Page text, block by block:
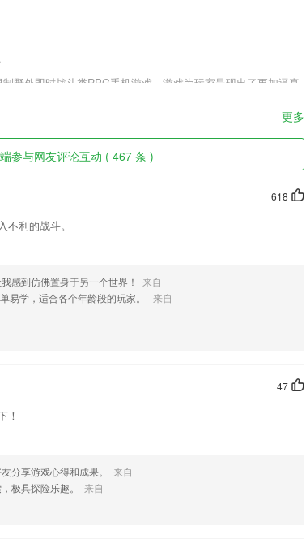
野外即时战斗类RPG手机游戏，游戏为玩家呈现出了更加逼真
交情缘，带你领略全新仙侠世界。
一开始，到永远。
细微的地方，通过这个软件都可以找到；
容的隐私；
式，分阶段学习的模式中有从基础到进阶到高阶讲解等等
学习方式任你去选择，各位学习更轻松；
，可以满足所有用户的需求。
教学、教育实时交流；还可随时随地进行班级圈分享、互动，
。
更多
参与网友评论互动 ( 467 条 )
618
利的战斗。
感到仿佛置身于另一个世界！
来自
易学，适合各个年龄段的玩家。
来自
47
！
分享游戏心得和成果。
来自
极具探险乐趣。
来自